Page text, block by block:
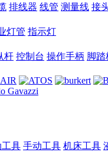
排线器 线管 测量线 接
灯管 指示灯
杆 控制台 操作手柄 脚踏
具 手动工具 机床工具